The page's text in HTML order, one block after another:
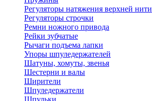
Регуляторы натяжения верхней нити
Регуляторы строчки
Ремни ножного привода
Рейки зубчатые
Рычаги подъема лапки
Упоры шпуледержателей
Шатуны, хомуты, звенья
Шестерни и валы
Ширители
Шпуледержатели
Шпульки